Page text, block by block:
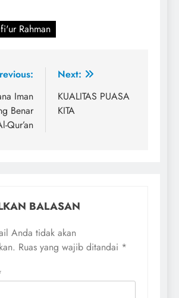
Rahman
Iman
Benar
Qur’an
Next:
KUALITAS PUASA
KITA
BALASAN
Anda tidak akan
Ruas yang wajib ditandai *